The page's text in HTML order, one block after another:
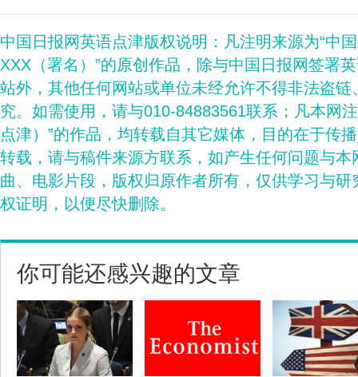
中国日报网英语点津版权说明：凡注明来源为“中
XXX（署名）”的原创作品，除与中国日报网签署
站外，其他任何网站或单位未经允许不得非法盗
究。如需使用，请与010-84883561联系；凡本网
点津）”的作品，均转载自其它媒体，目的在于传
转载，请与稿件来源方联系，如产生任何问题与
曲、电影片段，版权归原作者所有，仅供学习与
权证明，以便尽快删除。
你可能还感兴趣的文章